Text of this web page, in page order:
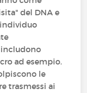
del DNA e
ad esempio.
le
trasmessi ai